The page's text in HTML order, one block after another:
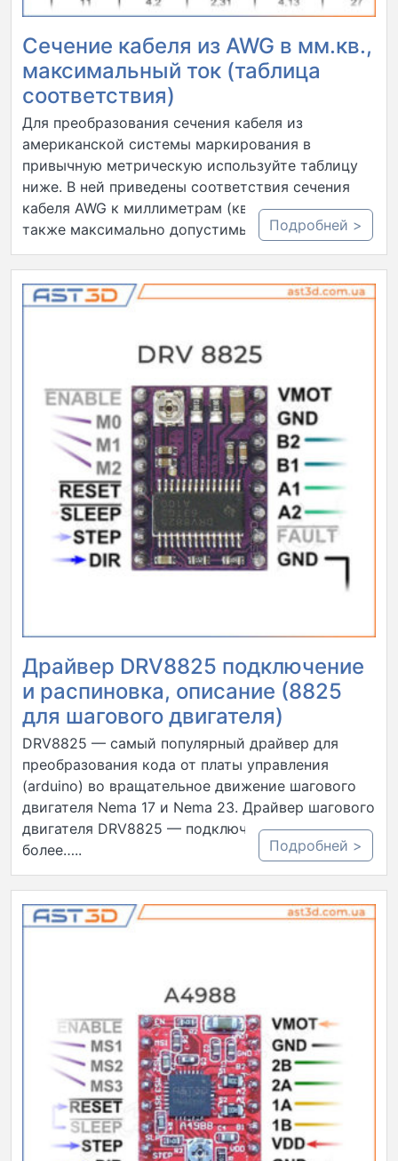
Сечение кабеля из AWG в мм.кв.,
максимальный ток (таблица
соответствия)
Для преобразования сечения кабеля из
американской системы маркирования в
привычную метрическую используйте таблицу
ниже. В ней приведены соответствия сечения
кабеля AWG к миллиметрам (квадратным), а
также максимально допустимый ток в…..
Подробней >
Драйвер DRV8825 подключение
и распиновка, описание (8825
для шагового двигателя)
DRV8825 — самый популярный драйвер для
преобразования кода от платы управления
(arduino) во вращательное движение шагового
двигателя Nema 17 и Nema 23. Драйвер шагового
двигателя DRV8825 — подключение будет еще
более…..
Подробней >